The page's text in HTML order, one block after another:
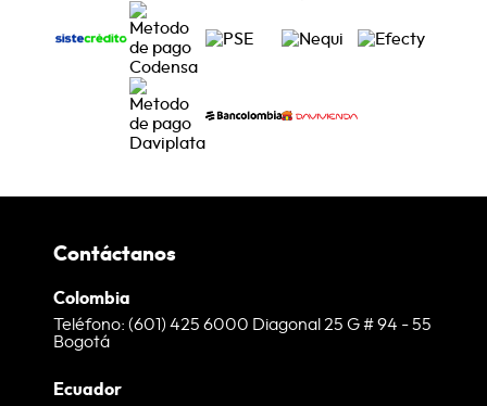
Contáctanos
Colombia
Teléfono: (601) 425 6000 Diagonal 25 G # 94 - 55
Bogotá
Ecuador